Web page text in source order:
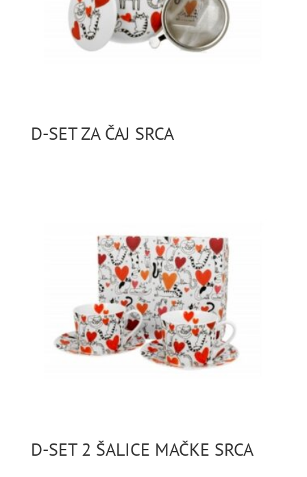
D-SET ZA ČAJ SRCA
D-SET 2 ŠALICE MAČKE SRCA